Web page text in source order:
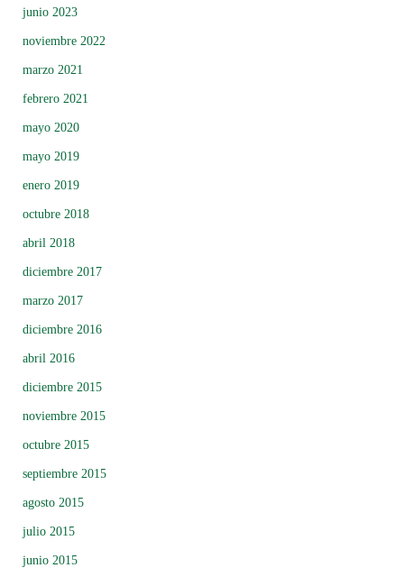
junio 2023
noviembre 2022
marzo 2021
febrero 2021
mayo 2020
mayo 2019
enero 2019
octubre 2018
abril 2018
diciembre 2017
marzo 2017
diciembre 2016
abril 2016
diciembre 2015
noviembre 2015
octubre 2015
septiembre 2015
agosto 2015
julio 2015
junio 2015